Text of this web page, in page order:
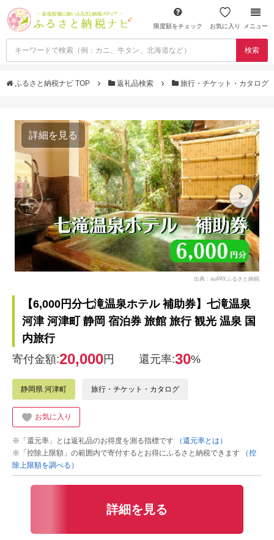
限度額をチェック お気に入り メニュー
検索
ふるさと納税ナビ TOP 返礼品検索 旅行・チケット・カタログ
詳細を見る
出典：auPAYふるさと納税
【6,000円分七滝温泉ホテル 補助券】七滝温泉
河津 河津町 静岡 宿泊券 旅館 旅行 観光 温泉 国
内旅行
寄付金額:20,000円 還元率:30%
静岡県 河津町 旅行・チケット・カタログ
お気に入り
※「還元率」とは返礼品のお得度を測る指標です
（還元率とは）
※「控除上限額」の範囲内で寄付するとお得にふるさと納税できます
（控
除上限額を調べる）
詳細を見る